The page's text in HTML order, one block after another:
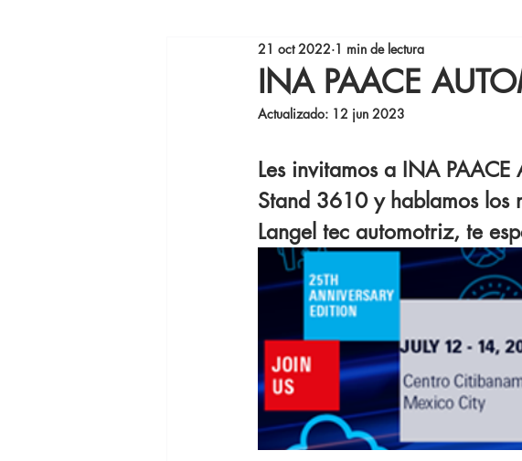
INA PAACE
21 oct 2022 1 min de lectura
Actualizado: 12 jun 2023
Les invitamos a INA
Stand 3610 y hablamos los
Langel tec automotriz, te